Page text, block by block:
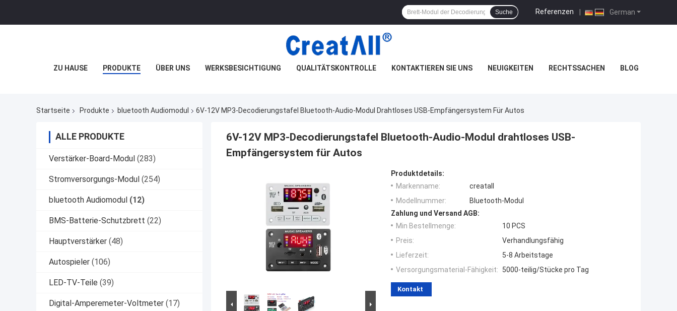
German
Referenzen |
Suche
ZU HAUSE PRODUKTE ÜBER UNS WERKSBESICHTIGUNG QUALITÄTSKONTROLLE KONTAKTIEREN SIE UNS NEUIGKEITEN RECHTSSACHEN BLOG
Startseite Produkte bluetooth Audiomodul 6V-12V MP3-Decodierungstafel Bluetooth-Audio-Modul Drahtloses USB-Empfängersystem Für Autos
ALLE PRODUKTE
Verstärker-Board-Modul (283)
Stromversorgungs-Modul (254)
bluetooth Audiomodul (12)
BMS-Batterie-Schutzbrett (22)
Hauptverstärker (48)
Autospieler (106)
LED-TV-Teile (39)
Digital-Amperemeter-Voltmeter (17)
6V-12V MP3-Decodierungstafel Bluetooth-Audio-Modul drahtloses USB-
Empfängersystem für Autos
Produktdetails:
Markenname:
creatall
Modellnummer:
Bluetooth-Modul
Zahlung und Versand AGB:
Min Bestellmenge:
10 PCS
Preis:
Verhandlungsfähig
Lieferzeit:
5-8 Arbeitstage
Versorgungsmaterial-Fähigkeit:
5000-teilig/Stücke pro Tag
Kontakt